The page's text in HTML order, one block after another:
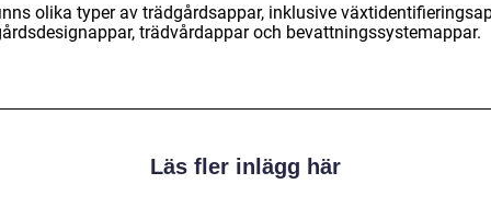
olika typer av trädgårdsappar, inklusive
trädvårdappar och bevattningssystemappar.
Läs fler inlägg här